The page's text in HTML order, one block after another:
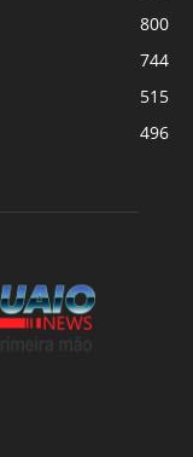
800
744
515
496